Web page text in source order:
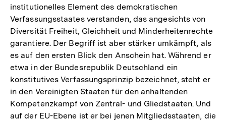
institutionelles Element des demokratischen
Verfassungsstaates verstanden, das angesichts von
Diversität Freiheit, Gleichheit und Minderheitenrechte
garantiere. Der Begriff ist aber stärker umkämpft, als
es auf den ersten Blick den Anschein hat. Während er
etwa in der Bundesrepublik Deutschland ein
konstitutives Verfassungsprinzip bezeichnet, steht er
in den Vereinigten Staaten für den anhaltenden
Kompetenzkampf von Zentral- und Gliedstaaten. Und
auf der EU-Ebene ist er bei jenen Mitgliedsstaaten, die